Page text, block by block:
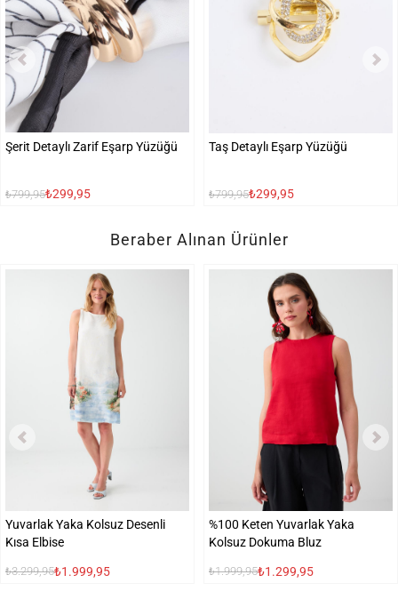
Şerit Detaylı Zarif Eşarp Yüzüğü
₺799,95₺299,95
Taş Detaylı Eşarp Yüzüğü
₺799,95₺299,95
Beraber Alınan Ürünler
Yuvarlak Yaka Kolsuz Desenli
Kısa Elbise
₺3.299,95₺1.999,95
%100 Keten Yuvarlak Yaka
Kolsuz Dokuma Bluz
₺1.999,95₺1.299,95